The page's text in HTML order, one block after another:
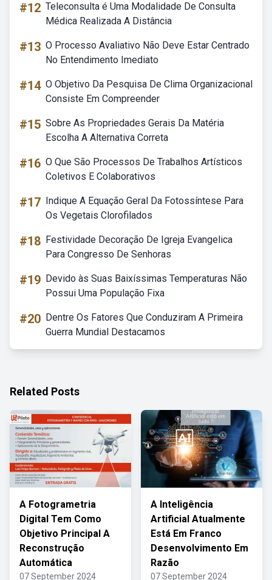
#12 Teleconsulta é Uma Modalidade De Consulta
Médica Realizada A Distância
#13 O Processo Avaliativo Não Deve Estar Centrado
No Entendimento Imediato
#14 O Objetivo Da Pesquisa De Clima Organizacional
Consiste Em Compreender
#15 Sobre As Propriedades Gerais Da Matéria
Escolha A Alternativa Correta
#16 O Que São Processos De Trabalhos Artísticos
Coletivos E Colaborativos
#17 Indique A Equação Geral Da Fotossíntese Para
Os Vegetais Clorofilados
#18 Festividade Decoração De Igreja Evangelica
Para Congresso De Senhoras
#19 Devido às Suas Baixíssimas Temperaturas Não
Possui Uma População Fixa
#20 Dentre Os Fatores Que Conduziram A Primeira
Guerra Mundial Destacamos
Related Posts
A Fotogrametria
Digital Tem Como
Objetivo Principal A
Reconstrução
Automática
07 September 2024
A Inteligência
Artificial Atualmente
Está Em Franco
Desenvolvimento Em
Razão
07 September 2024